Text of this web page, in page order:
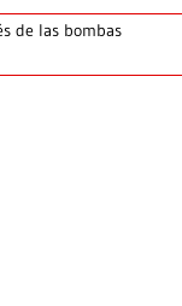
de las bombas